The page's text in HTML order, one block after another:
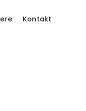
Kontakt